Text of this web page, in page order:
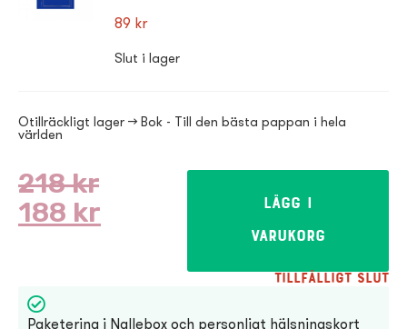
89 kr
Slut i lager
Otillräckligt lager → Bok - Till den bästa pappan i hela
världen
218kr
188 kr
Lägg i
varukorg
Tillfälligt slut
Paketering i Nallebox och personligt hälsningskort